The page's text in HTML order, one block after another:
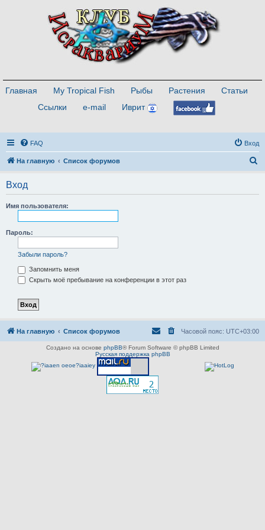
Главная My Tropical Fish Рыбы Растения
Статьи
Ссылки
e-mail Иврит
FAQ Вход
На главную Список форумов
Вход
Имя пользователя:
Пароль:
Забыли пароль?
Запомнить меня
Скрыть моё пребывание на конференции в этот раз
На главную Список форумов Часовой пояс: UTC+03:00
Создано на основе phpBB® Forum Software © phpBB Limited
Русская поддержка phpBB